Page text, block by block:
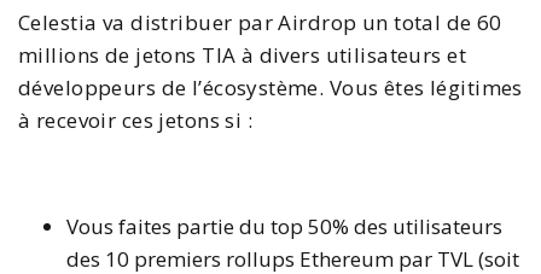
Celestia va distribuer par Airdrop un total de 60
millions de jetons TIA à divers utilisateurs et
développeurs de l’écosystème. Vous êtes légitimes
à recevoir ces jetons si :
Vous faites partie du top 50% des utilisateurs
des 10 premiers rollups Ethereum par TVL (soit